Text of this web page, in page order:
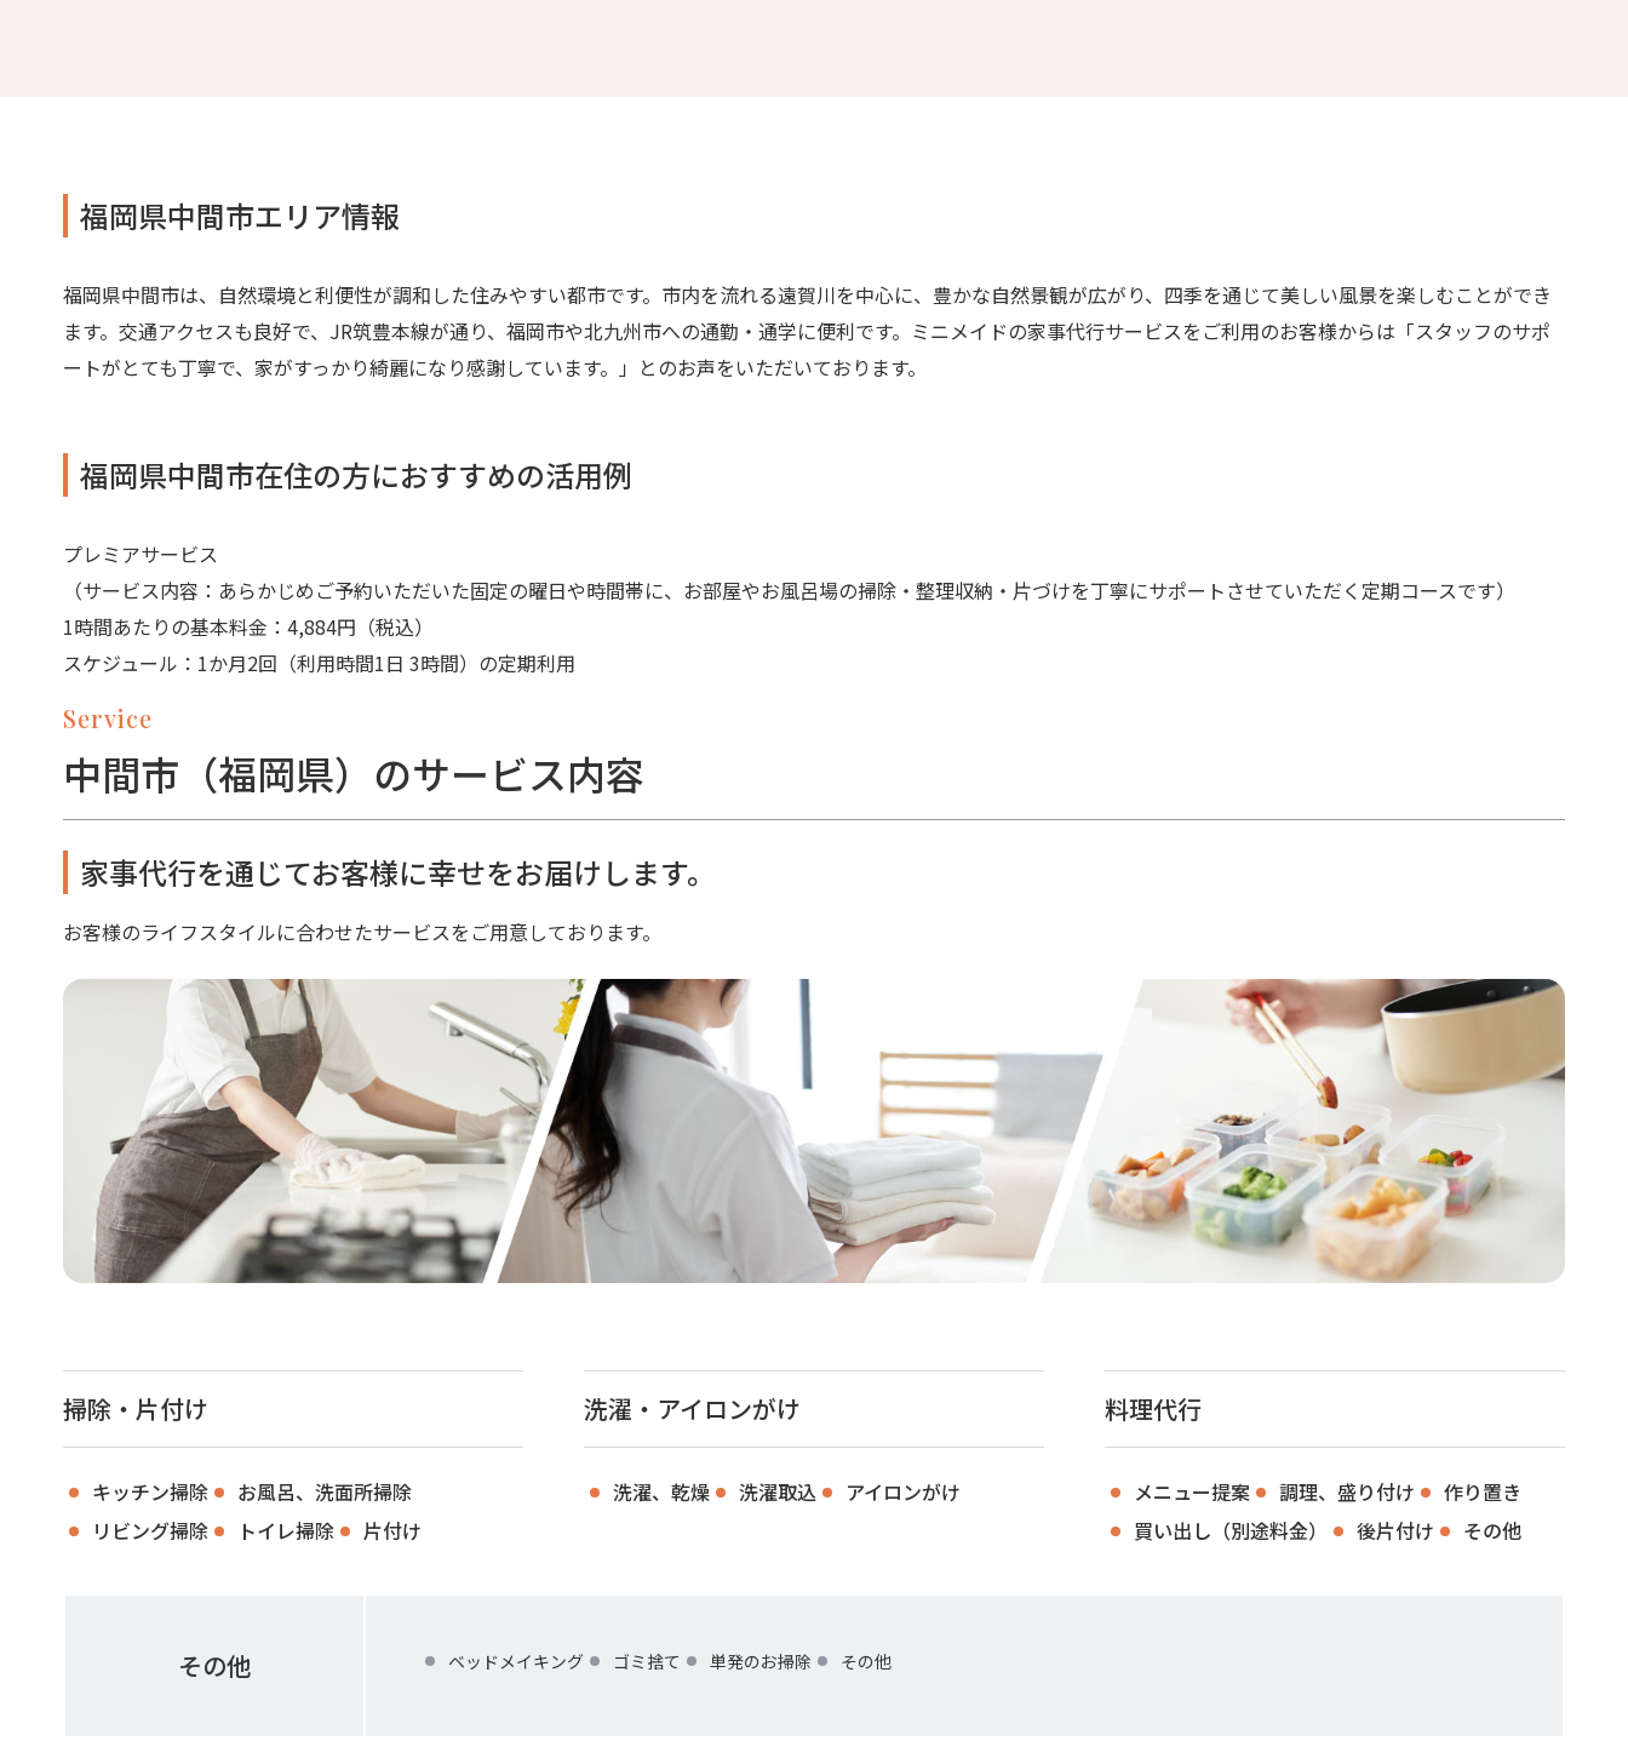
福岡県中間市エリア情報
福岡県中間市は、自然環境と利便性が調和した住みやすい都市です。市内を流れる遠賀川を中心に、豊かな自然景観が広がり、四季を通じて美しい風景を楽しむことができ
ます。交通アクセスも良好で、JR筑豊本線が通り、福岡市や北九州市への通勤・通学に便利です。ミニメイドの家事代行サービスをご利用のお客様からは「スタッフのサポ
ートがとても丁寧で、家がすっかり綺麗になり感謝しています。」とのお声をいただいております。
福岡県中間市在住の方におすすめの活用例
プレミアサービス
（サービス内容：あらかじめご予約いただいた固定の曜日や時間帯に、お部屋やお風呂場の掃除・整理収納・片づけを丁寧にサポートさせていただく定期コースです）
1時間あたりの基本料金：4,884円（税込）
スケジュール：1か月2回（利用時間1日 3時間）の定期利用
Service
中間市（福岡県）のサービス内容
家事代行を通じてお客様に幸せをお届けします。
お客様のライフスタイルに合わせたサービスをご用意しております。
掃除・片付け
キッチン掃除
お風呂、洗面所掃除
リビング掃除
トイレ掃除 片付け
洗濯・アイロンがけ
洗濯、乾燥 洗濯取込 アイロンがけ
料理代行
メニュー提案 調理、盛り付け
作り置き
買い出し（別途料金）
後片付け その他
その他 ベッドメイキング ゴミ捨て 単発のお掃除 その他